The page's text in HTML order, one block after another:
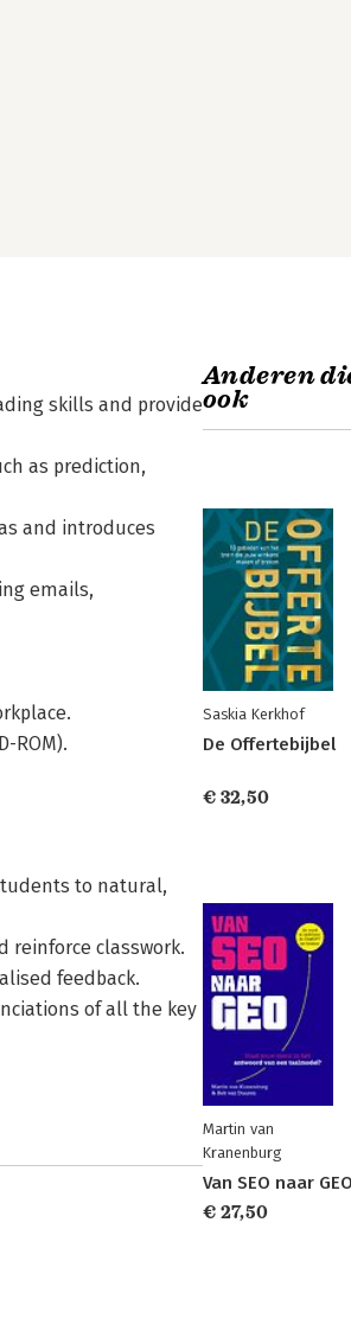
skills and provide
as prediction,
and introduces
emails,
ROM).
to natural,
reinforce classwork.
feedback.
of all the key
Anderen
ook
Saskia Kerkhof
De Offertebijbel
€ 32,50
Martin van
Kranenburg
Van SEO naar GEO
€ 27,50